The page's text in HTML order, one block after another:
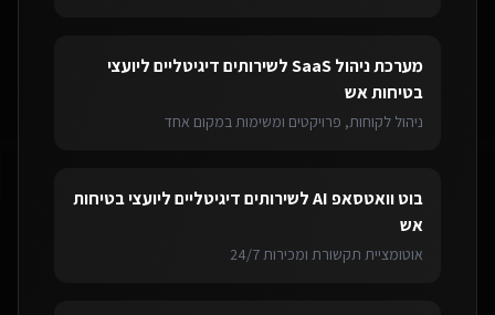
מערכת ניהול SaaS לשירותים דיגיטליים ליועצי
בטיחות אש
ניהול לקוחות, פרויקטים ומשימות במקום אחד
בוט וואטסאפ AI לשירותים דיגיטליים ליועצי בטיחות
אש
אוטומציית תקשורת ומכירות 24/7